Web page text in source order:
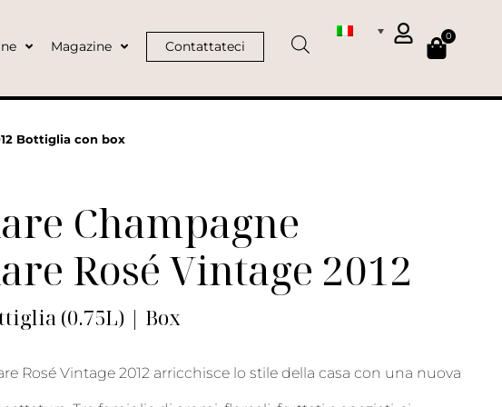
Magazine Contattateci
0
Bottiglia con box
Champagne
Rosé Vintage 2012
(0.75L) | Box
Rosé Vintage 2012 arricchisce lo stile della casa con una nuova